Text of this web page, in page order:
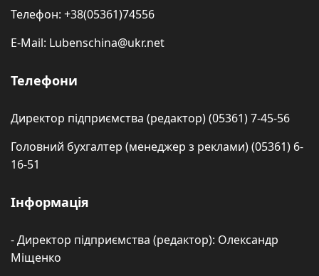
Телефон: +38(05361)74556
E-Mail: Lubenschina@ukr.net
Телефони
Директор підприємства (редактор) (05361) 7-45-56
Головний бухгалтер (менеджер з реклами) (05361) 6-
16-51
Інформація
- Директор підприємства (редактор): Олександр
Міщенко